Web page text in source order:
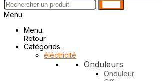
Menu
Menu
Retour
Catégories
éléctricité
Onduleurs
Onduleur